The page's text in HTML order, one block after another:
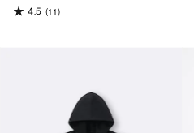
4.5 (11)